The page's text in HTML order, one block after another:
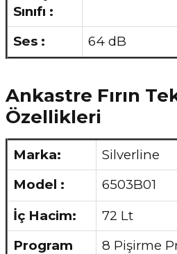
Sınıfı :
Ses : 64 dB
Ankastre Fırın
Özellikleri
Marka:
Silverline
Model :
6503B01
İç Hacim:
72 Lt
Program
8 Pişirme